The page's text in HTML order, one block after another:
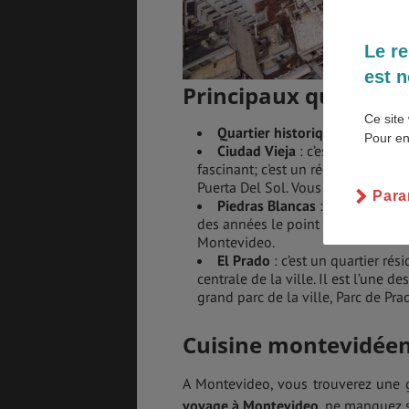
Principaux quartiers
Quartier historique
: il abrite
Ciudad Vieja : c’est la vieille
fascinant; c'est un réel plaisir de
Puerta Del Sol. Vous y trouverez
Piedras Blancas : le quartier
des années le point de référence
Montevideo.
El Prado : c’est un quartier
centrale de la ville. Il est l’une
grand parc de la ville, Parc de
Cuisine
A Montevideo, vous trouverez une
voyage à Montevideo, ne manquez
Le
est
Ce site
Pour